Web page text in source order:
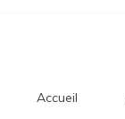
Accueil